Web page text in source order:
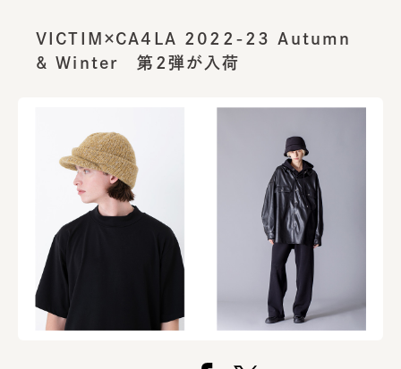
VICTIM×CA4LA 2022-23 Autumn
& Winter 第2弾が入荷